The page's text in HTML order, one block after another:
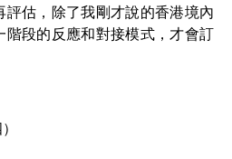
評估，除了我剛才說的香港境內
階段的反應和對接模式，才會訂